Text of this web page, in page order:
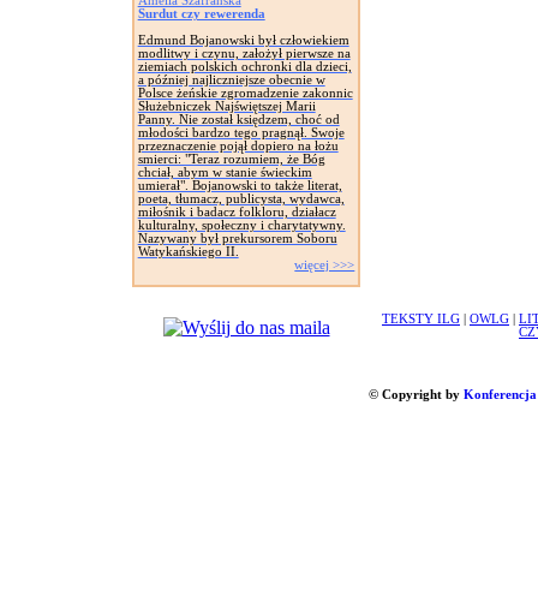
Surdut czy rewerenda
Edmund Bojanowski był człowiekiem
modlitwy i czynu, założył pierwsze na
ziemiach polskich ochronki dla dzieci,
a później najliczniejsze obecnie w
Polsce żeńskie zgromadzenie zakonnic
Służebniczek Najświętszej Marii
Panny. Nie został księdzem, choć od
młodości bardzo tego pragnął. Swoje
przeznaczenie pojął dopiero na łożu
smierci: "Teraz rozumiem, że Bóg
chciał, abym w stanie świeckim
umierał". Bojanowski to także literat,
poeta, tłumacz, publicysta, wydawca,
miłośnik i badacz folkloru, działacz
kulturalny, społeczny i charytatywny.
Nazywany był prekursorem Soboru
Watykańskiego II.
więcej >>>
TEKSTY ILG OWLG
© Copyright by Konferencja